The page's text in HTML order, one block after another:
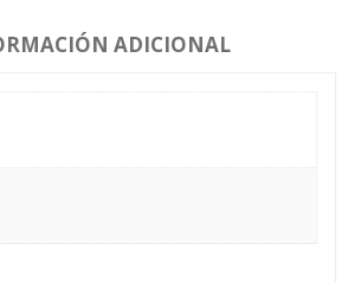
ADICIONAL